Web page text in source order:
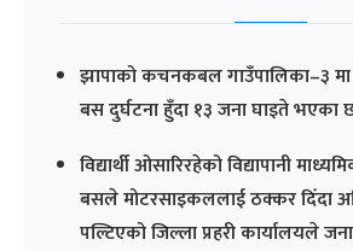
झापाको कचनकबल गाउँपालिका–३ मा
बस दुर्घटना हुँदा १३ जना घाइते भएका
विद्यार्थी ओसारिरहेको विद्यापानी
बसले मोटरसाइकललाई ठक्कर दिँदा
पल्टिएको जिल्ला प्रहरी कार्यालयले